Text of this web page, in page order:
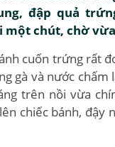
đập quả
một chút, chờ
cuốn trứng rất
gà và nước chấm
trên nồi vừa
chiếc bánh, đậy